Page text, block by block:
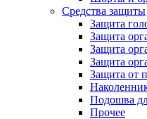
Средства защиты
Защита
Защита
Защита
Защита
Защита от
Подошва
Прочее